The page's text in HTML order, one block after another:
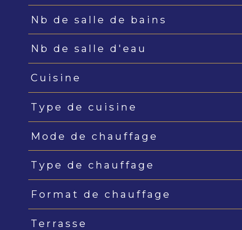
Nb de salle de bains
Nb de salle d'eau
Cuisine
Type de cuisine
Mode de chauffage
Type de chauffage
Format de chauffage
Terrasse